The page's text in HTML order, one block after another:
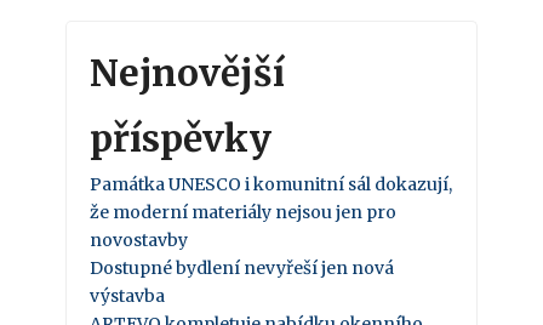
Nejnovější
příspěvky
Památka UNESCO i komunitní sál dokazují,
že moderní materiály nejsou jen pro
novostavby
Dostupné bydlení nevyřeší jen nová
výstavba